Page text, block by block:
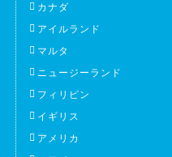
カナダ
アイルランド
マルタ
ニュージーランド
フィリピン
イギリス
アメリカ